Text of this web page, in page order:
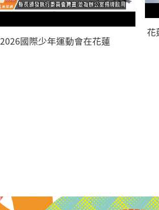
2026國際少年運動會在花蓮
花